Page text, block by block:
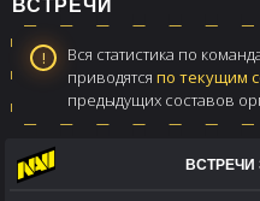
ВСТРЕЧИ
Вся статистика по
приводятся по текущим
предыдущих составов
ВСТРЕЧИ